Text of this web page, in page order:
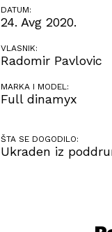
DATUM:
24. Avg 2020.
VLASNIK:
Radomir Pavlovic
MARKA I MODEL:
Full dinamyx
ŠTA SE DOGODILO:
Ukraden iz